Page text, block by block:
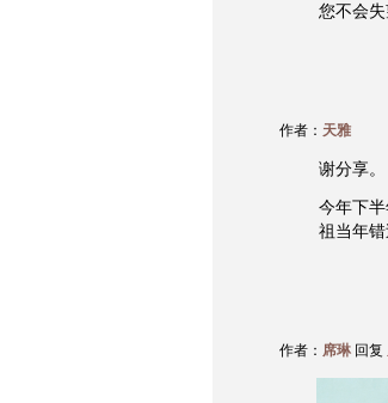
您不会失
作者： 天雅
谢分享。
今年下
祖当年错
作者： 席琳回复